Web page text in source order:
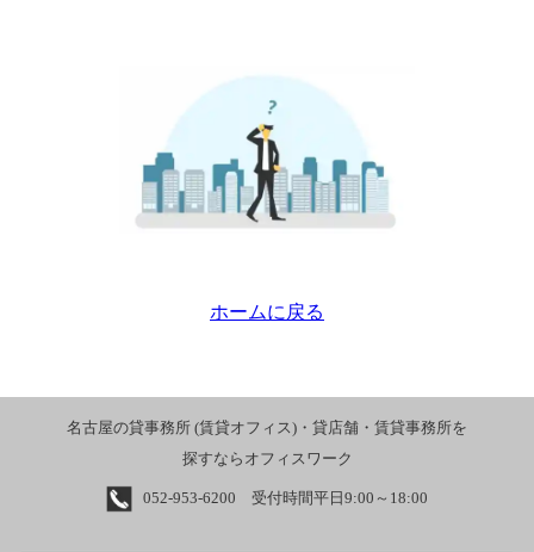
ホームに戻る
名古屋の貸事務所 (賃貸オフィス)・貸店舗・賃貸事務所を
探すならオフィスワーク
052-953-6200 受付時間平日9:00～18:00